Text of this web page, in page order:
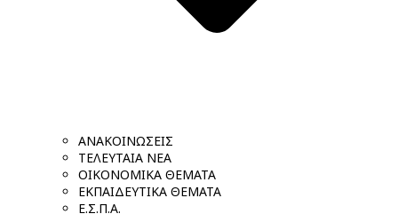
ΑΝΑΚΟΙΝΩΣΕΙΣ
ΤΕΛΕΥΤΑΙΑ ΝΕΑ
ΟΙΚΟΝΟΜΙΚΑ ΘΕΜΑΤΑ
ΕΚΠΑΙΔΕΥΤΙΚΑ ΘΕΜΑΤΑ
Ε.Σ.Π.Α.